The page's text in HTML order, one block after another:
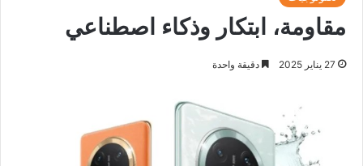
مقاومة، ابتكار وذكاء اصطناعي
27 يناير 2025 دقيقة واحدة